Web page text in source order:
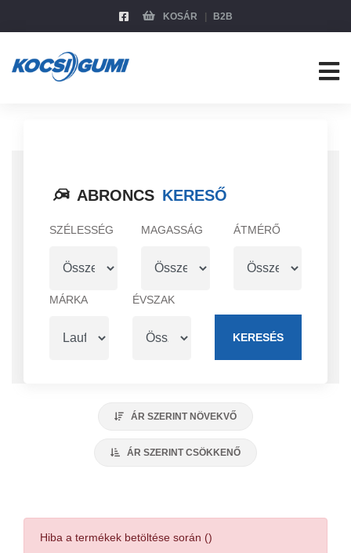
KOSÁR B2B
ABRONCS KERESŐ
SZÉLESSÉG MAGASSÁG ÁTMÉRŐ
MÁRKA ÉVSZAK
KERESÉS
ÁR SZERINT NÖVEKVŐ
ÁR SZERINT CSÖKKENŐ
Hiba a termékek betöltése során ()